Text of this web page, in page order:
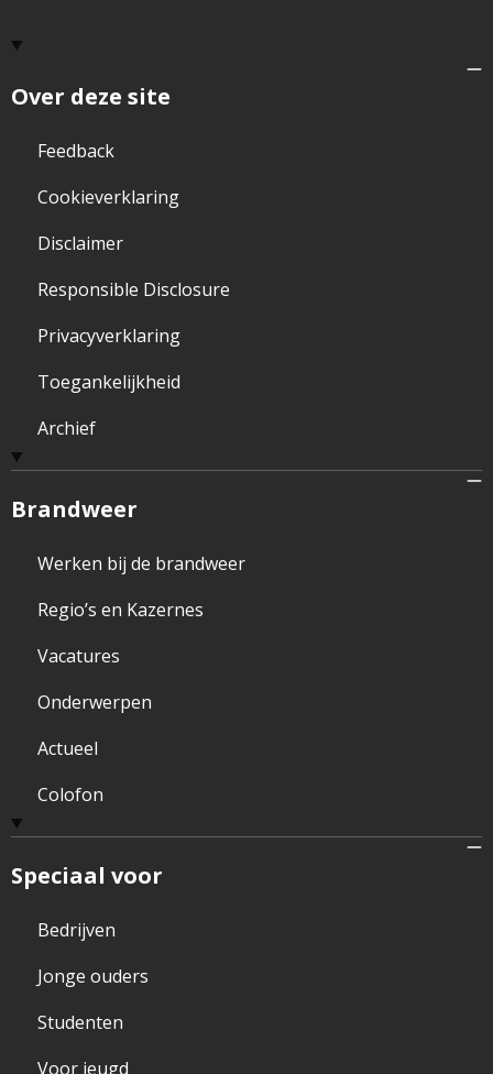
Over deze site
Feedback
Cookieverklaring
Disclaimer
Responsible Disclosure
Privacyverklaring
Toegankelijkheid
Archief
Brandweer
Werken bij de brandweer
Regio’s en Kazernes
Vacatures
Onderwerpen
Actueel
Colofon
Speciaal voor
Bedrijven
Jonge ouders
Studenten
Voor jeugd